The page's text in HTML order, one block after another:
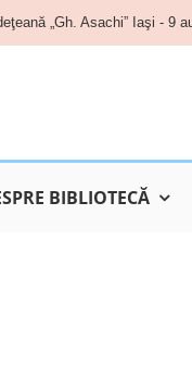
„Gh. Asachi” Iaşi - 9
BIBLIOTECĂ